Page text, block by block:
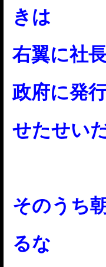
きは
右翼に社
政府に発
せたせい
そのうち
るな